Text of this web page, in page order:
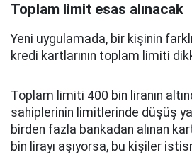
Toplam limit esas alınacak
Yeni uygulamada, bir kişinin
kredi kartlarının toplam limiti
Toplam limiti 400 bin liranın
sahiplerinin limitlerinde düşüş
birden fazla bankadan alınan
bin lirayı aşıyorsa, bu kişiler